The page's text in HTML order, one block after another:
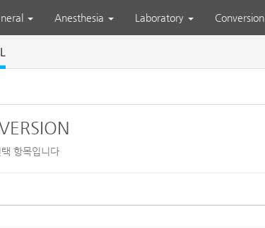
Anesthesia Laboratory Conversion
항목입니다